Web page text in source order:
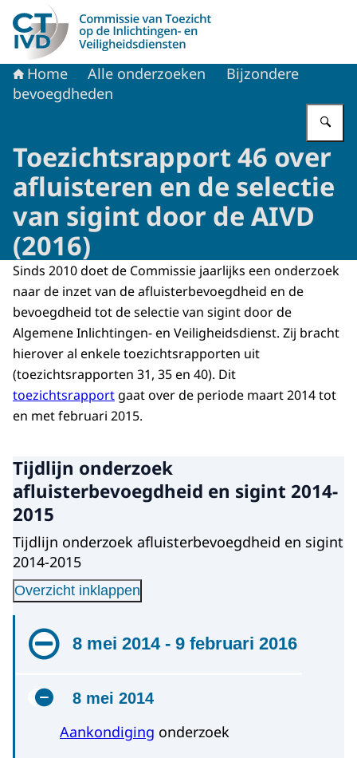
Naar de homepage van CTIVD
Home Alle onderzoeken
Bijzondere
bevoegdheden
Toezichtsrapport 46 over
afluisteren en de selectie
van sigint door de AIVD
(2016)
Sinds 2010 doet de Commissie jaarlijks een onderzoek
naar de inzet van de afluisterbevoegdheid en de
bevoegdheid tot de selectie van sigint door de
Algemene Inlichtingen- en Veiligheidsdienst. Zij bracht
hierover al enkele toezichtsrapporten uit
(toezichtsrapporten 31, 35 en 40). Dit
toezichtsrapport gaat over de periode maart 2014 tot
en met februari 2015.
Tijdlijn onderzoek
afluisterbevoegdheid en sigint 2014-
2015
Tijdlijn onderzoek afluisterbevoegdheid en sigint
2014-2015
Overzicht inklappen
8 mei 2014 - 9 februari 2016
8 mei 2014
Aankondiging onderzoek